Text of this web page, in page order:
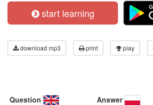
start learning
download mp3 print play
Question Answer